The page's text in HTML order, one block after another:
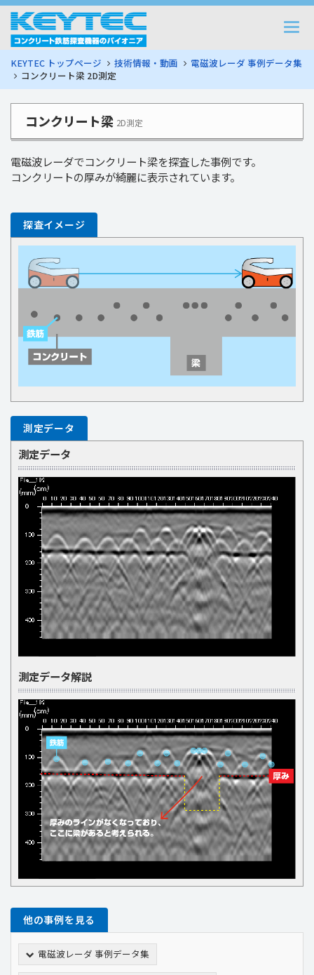
KEYTEC トップページ 技術情報・動画
電磁波レーダ 事例データ集
コンクリート梁 2D測定
コンクリート梁 2D測定
電磁波レーダでコンクリート梁を探査した事例です。
コンクリートの厚みが綺麗に表示されています。
探査イメージ
測定データ
測定データ
測定データ解説
他の事例を見る
電磁波レーダ 事例データ集